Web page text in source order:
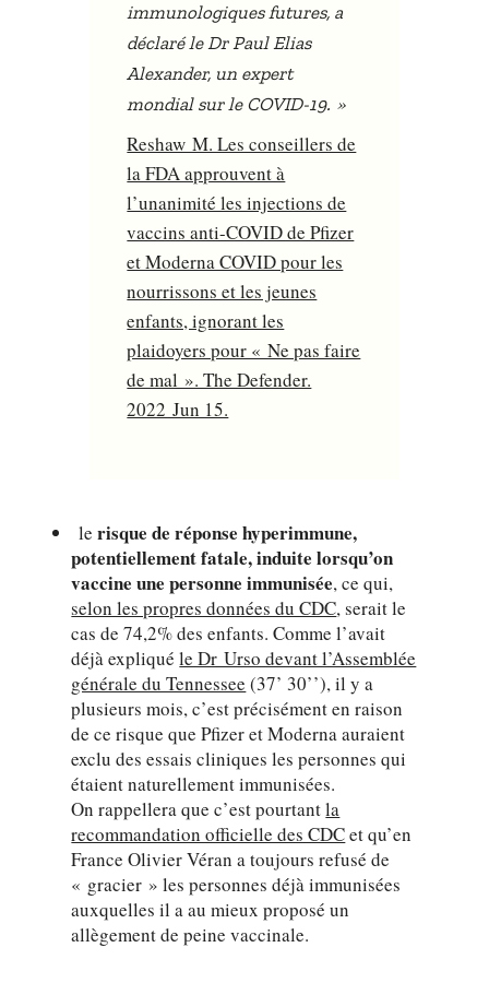
immunologiques futures, a
déclaré le Dr Paul Elias
Alexander, un expert
mondial sur le COVID-19. »
Reshaw M. Les conseillers de
la FDA approuvent à
l’unanimité les injections de
vaccins anti-COVID de Pfizer
et Moderna COVID pour les
nourrissons et les jeunes
enfants, ignorant les
plaidoyers pour « Ne pas faire
de mal ». The Defender.
2022 Jun 15.
lerisque de réponse hyperimmune,
potentiellement fatale, induite lorsqu’on
vaccine une personne immunisée, ce qui,
selon les propres données du CDC, serait le
cas de 74,2% des enfants. Comme l’avait
déjà expliquéle Dr Urso devant l’Assemblée
générale du Tennessee (37’ 30’’), il y a
plusieurs mois, c’est précisément en raison
de ce risque que Pfizer et Moderna auraient
exclu des essais cliniques les personnes qui
étaient naturellement immunisées.
On rappellera que c’est pourtantla
recommandation officielle des CDCet qu’en
France Olivier Véran a toujours refusé de
« gracier » les personnes déjà immunisées
auxquelles il a au mieux proposé un
allègement de peine vaccinale.